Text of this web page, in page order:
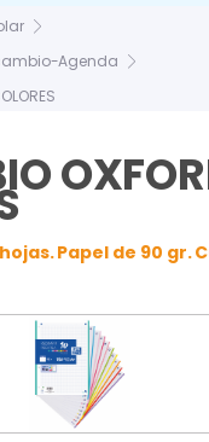
Agenda
Papel de 90 gr.